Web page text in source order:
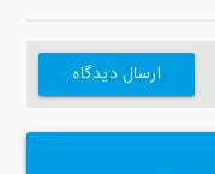
ارسال دیدگاه